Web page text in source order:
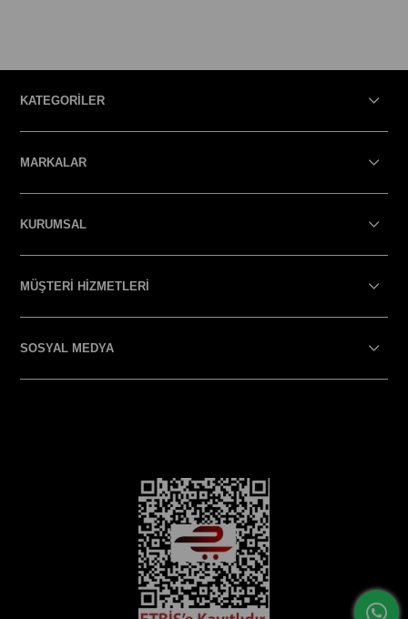
KATEGORİLER
MARKALAR
KURUMSAL
MÜŞTERİ HİZMETLERİ
SOSYAL MEDYA